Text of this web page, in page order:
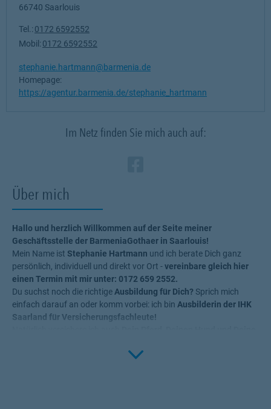
Über mich
Hallo und herzlich Willkommen auf der Seite meiner
Geschäftsstelle der BarmeniaGothaer in Saarlouis!
Mein Name ist Stephanie Hartmann und ich berate Dich ganz
persönlich, individuell und direkt vor Ort -vereinbare gleich hier
einen Termin mit mir unter: 0172 659 2552.
Du suchst noch die richtige Ausbildung für Dich? Sprich mich
einfach darauf an oder komm vorbei: ich bin Ausbilderin der IHK
Saarland für Versicherungsfachleute!
Deine finanzielle Vorsorge und Deine Gesundheit
Click to
66740 Saarlouis
Tel.: 0172 6592552
Mobil: 0172 6592552
stephanie.hartmann@barmenia.de
Homepage:
https://agentur.barmenia.de/stephanie_hartmann
Im Netz finden Sie mich auch auf: